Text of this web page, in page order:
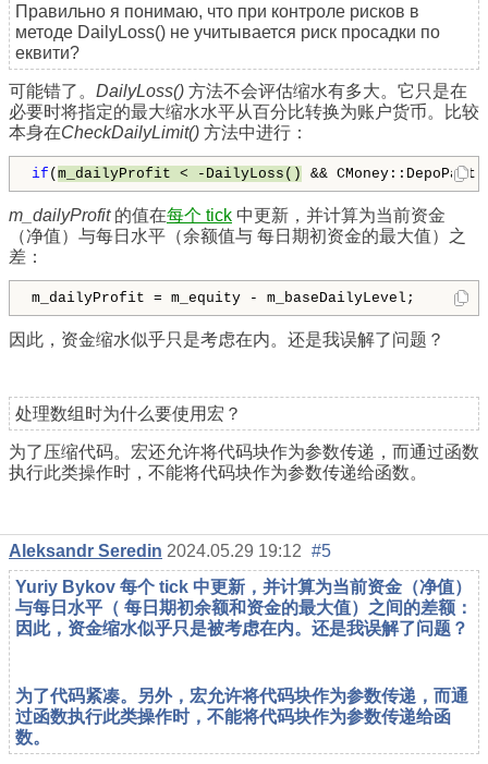
Правильно я понимаю, что при контроле рисков в
методе DailyLoss() не учитывается риск просадки по
еквити?
可能错了。 DailyLoss() 方法不会评估缩水有多大。它只是在
必要时将指定的最大缩水水平从百分比转换为账户货币。比较
本身在CheckDailyLimit() 方法中进行：
if ( m_dailyProfit < -DailyLoss() &&
m_dailyProfit的值在每个 tick 中更新，并计算为当前资金
（净值）与每日水平 （余额值与 每日期初资金的最大值）之
差：
m_dailyProfit = m_equity - m_baseDailyLevel;
因此，资金缩水似乎只是考虑在内。还是我误解了问题？
处理数组时为什么要使用宏？
为了压缩代码。宏还允许将代码块作为参数传递，而通过函数
执行此类操作时，不能将代码块作为参数传递给函数。
Aleksandr Seredin 2024.05.29 19:12 #5
Yuriy Bykov 每个 tick 中更新，并计算为当前资金（净值）
与每日水平 （ 每日 期初余额和资金的最大值）之间的差额：
因此，资金缩水似乎只是被考虑在内。还是我误解了问题？
为了代码紧凑。另外，宏允许将代码块作为参数传递，而通
过函数执行此类操作时，不能将代码块作为参数传递给函
数。